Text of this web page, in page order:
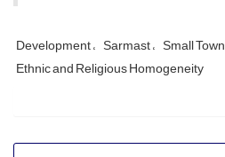
Development Sarmast Small Town
Ethnic and Religious Homogeneity